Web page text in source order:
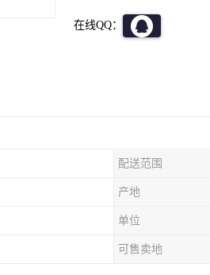
在线QQ：
配送范围
产地
单位
可售卖地